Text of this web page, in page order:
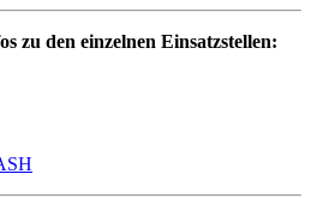
zu den einzelnen Einsatzstellen: